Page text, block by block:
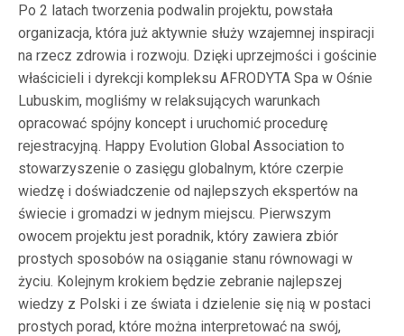
Po 2 latach tworzenia podwalin projektu, powstała
organizacja, która już aktywnie służy wzajemnej inspiracji
na rzecz zdrowia i rozwoju. Dzięki uprzejmości i gościnie
właścicieli i dyrekcji kompleksu AFRODYTA Spa w Ośnie
Lubuskim, mogliśmy w relaksujących warunkach
opracować spójny koncept i uruchomić procedurę
rejestracyjną. Happy Evolution Global Association to
stowarzyszenie o zasięgu globalnym, które czerpie
wiedzę i doświadczenie od najlepszych ekspertów na
świecie i gromadzi w jednym miejscu. Pierwszym
owocem projektu jest poradnik, który zawiera zbiór
prostych sposobów na osiąganie stanu równowagi w
życiu. Kolejnym krokiem będzie zebranie najlepszej
wiedzy z Polski i ze świata i dzielenie się nią w postaci
prostych porad, które można interpretować na swój,